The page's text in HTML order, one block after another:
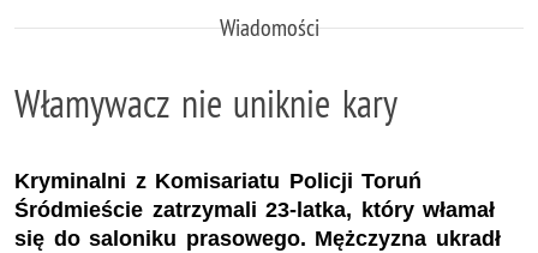
Wiadomości
Włamywacz nie uniknie kary
Kryminalni z Komisariatu Policji Toruń
Śródmieście zatrzymali 23-latka, który włamał
się do saloniku prasowego. Mężczyzna ukradł